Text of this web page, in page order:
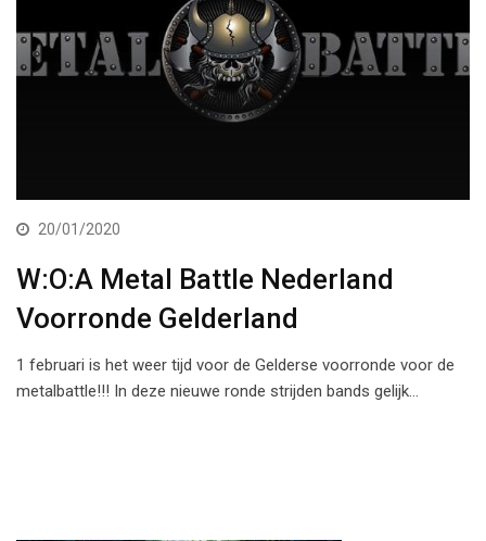
20/01/2020
W:O:A Metal Battle Nederland
Voorronde Gelderland
1 februari is het weer tijd voor de Gelderse voorronde voor de
metalbattle!!! In deze nieuwe ronde strijden bands gelijk…